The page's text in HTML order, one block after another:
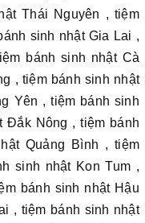
Thái Nguyên , tiệm
sinh nhật Gia Lai ,
bánh sinh nhật Cà
, tiệm bánh sinh nhật
Yên , tiệm bánh sinh
Đắk Nông , tiệm bánh
Quảng Bình , tiệm
sinh nhật Kon Tum ,
bánh sinh nhật Hậu
, tiệm bánh sinh nhật